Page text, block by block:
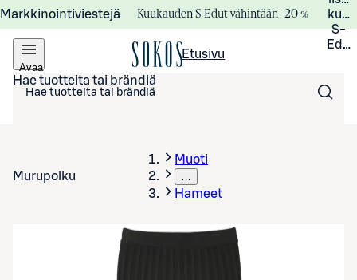
Markkinointiviestejä Kuukauden S-Edut vähintään –20 %
S-
Avaa
valikko
Etusivu
Hae tuotteita tai brändiä
Murupolku
Muoti
…
Hameet